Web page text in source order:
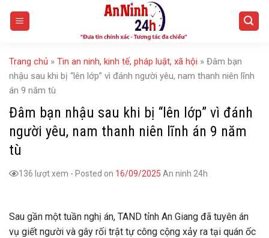
Trang chủ » Tin an ninh, kinh tế, pháp luật, xã hội » Đâm bạn
nhậu sau khi bị “lên lớp” vì đánh người yêu, nam thanh niên lĩnh
án 9 năm tù
Đâm bạn nhậu sau khi bị “lên lớp” vì đánh
người yêu, nam thanh niên lĩnh án 9 năm
tù
136 lượt xem - Posted on 16/09/2025 An ninh 24h
Sau gần một tuần nghị án, TAND tỉnh An Giang đã tuyên án
vụ giết người và gây rối trật tự công cộng xảy ra tại quán ốc